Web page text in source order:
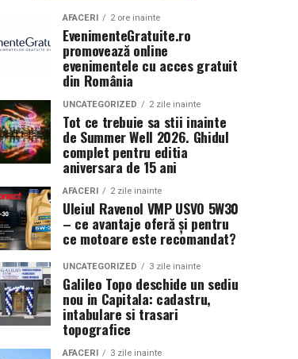
AFACERI 2 ore inainte
EvenimenteGratuite.ro
promovează online
evenimentele cu acces gratuit
din România
UNCATEGORIZED 2 zile inainte
Tot ce trebuie sa stii inainte
de Summer Well 2026. Ghidul
complet pentru editia
aniversara de 15 ani
AFACERI 2 zile inainte
Uleiul Ravenol VMP USVO 5W30
– ce avantaje oferă și pentru
ce motoare este recomandat?
UNCATEGORIZED 3 zile inainte
Galileo Topo deschide un sediu
nou in Capitala: cadastru,
intabulare si trasari
topografice
AFACERI 3 zile inainte